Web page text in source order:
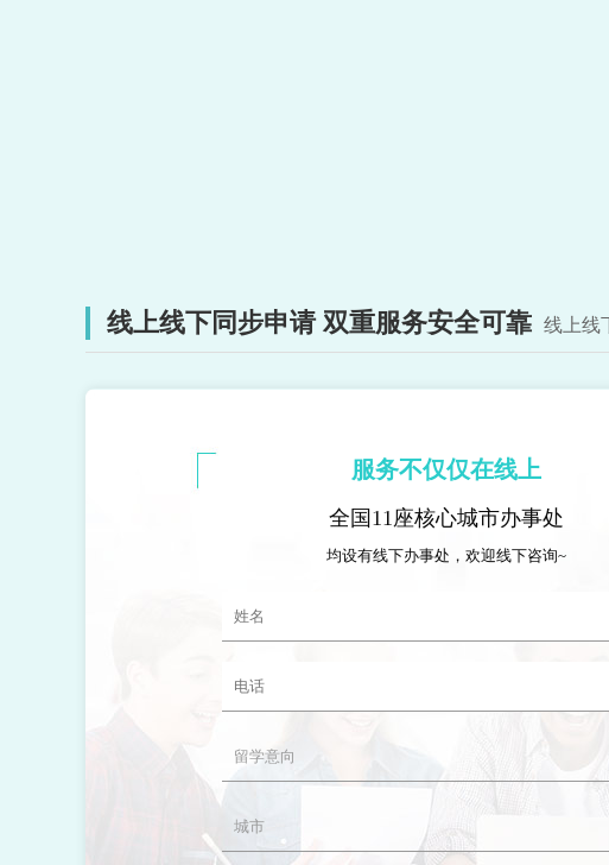
线上线下同步申请 双重服务安全可靠 线上线
服务不仅仅在线上
全国11座核心城市办事处
均设有线下办事处，欢迎线下咨询~